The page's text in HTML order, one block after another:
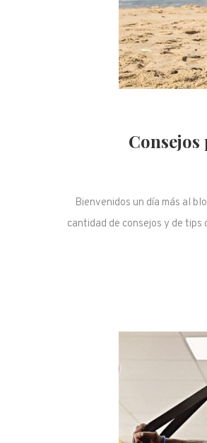
Bienvenidos un día más al
cantidad de consejos y de